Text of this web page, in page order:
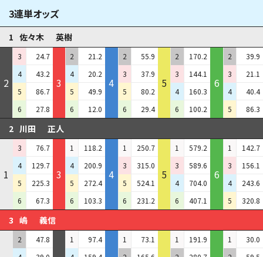
3連単オッズ
1 佐々木 英樹
2
3
24.7
4
43.2
5
86.7
6
27.8
3
2
21.2
4
20.2
5
49.9
6
12.0
4
2
55.9
3
37.9
5
80.2
6
29.4
5
2
170.2
3
144.1
4
160.3
6
100.2
6
2
39.9
3
21.1
4
40.4
5
86.3
2 川田 正人
1
3
76.7
4
129.7
5
225.3
6
67.3
3
1
118.2
4
200.9
5
272.4
6
103.3
4
1
250.7
3
315.0
5
524.1
6
231.2
5
1
579.2
3
589.6
4
704.0
6
407.1
6
1
142.7
3
156.1
4
243.6
5
320.8
3 嶋 義信
2
47.8
1
97.4
1
73.1
1
191.9
1
30.0